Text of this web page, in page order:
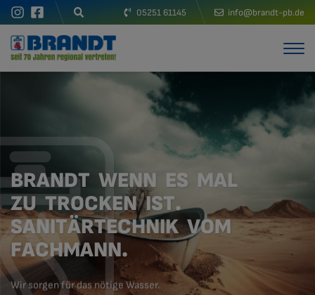
05251 61145 info@brandt-pb.de
BRANDT WENN ES MAL
ZU TROCKEN IST.
SANITÄRTECHNIK VOM
FACHMANN.
Wir sorgen für das nötige Wasser.